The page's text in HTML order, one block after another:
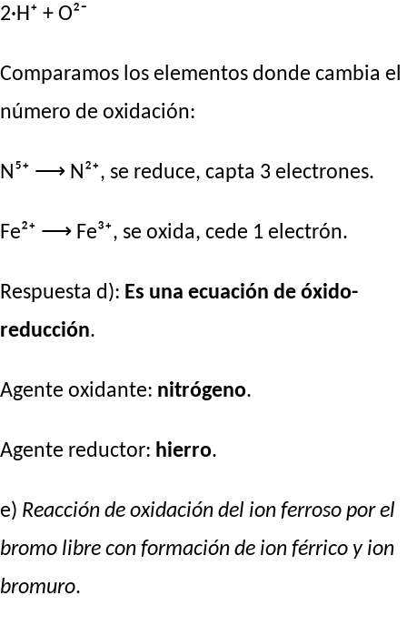
2·H⁺ + O²⁻
Comparamos los elementos donde cambia el
número de oxidación:
N⁵⁺ ⟶ N²⁺, se reduce, capta 3 electrones.
Fe²⁺ ⟶ Fe³⁺, se oxida, cede 1 electrón.
Respuesta d): Es una ecuación de óxido-
reducción.
Agente oxidante: nitrógeno.
Agente reductor: hierro.
e) Reacción de oxidación del ion ferroso por el
bromo libre con formación de ion férrico y ion
bromuro.